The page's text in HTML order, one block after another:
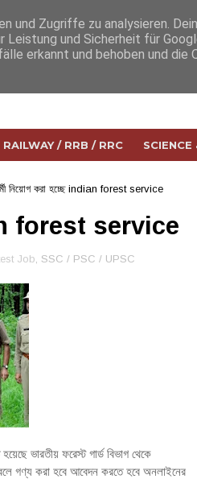
RAILWAY / RRB / RRC
কর্মী নিয়োগ করা হচ্ছে indian forest service
forest service
Job, SSC / PSC / UPSC
ভারতীয় ফরেস্ট গার্ড বিভাগ থেকে
গণ্য করা হবে আবেদন করতে হবে অনলাইনের
und Zugriffe zu analysieren.
Leistung und Sicherheit für
erkannt und behoben und die